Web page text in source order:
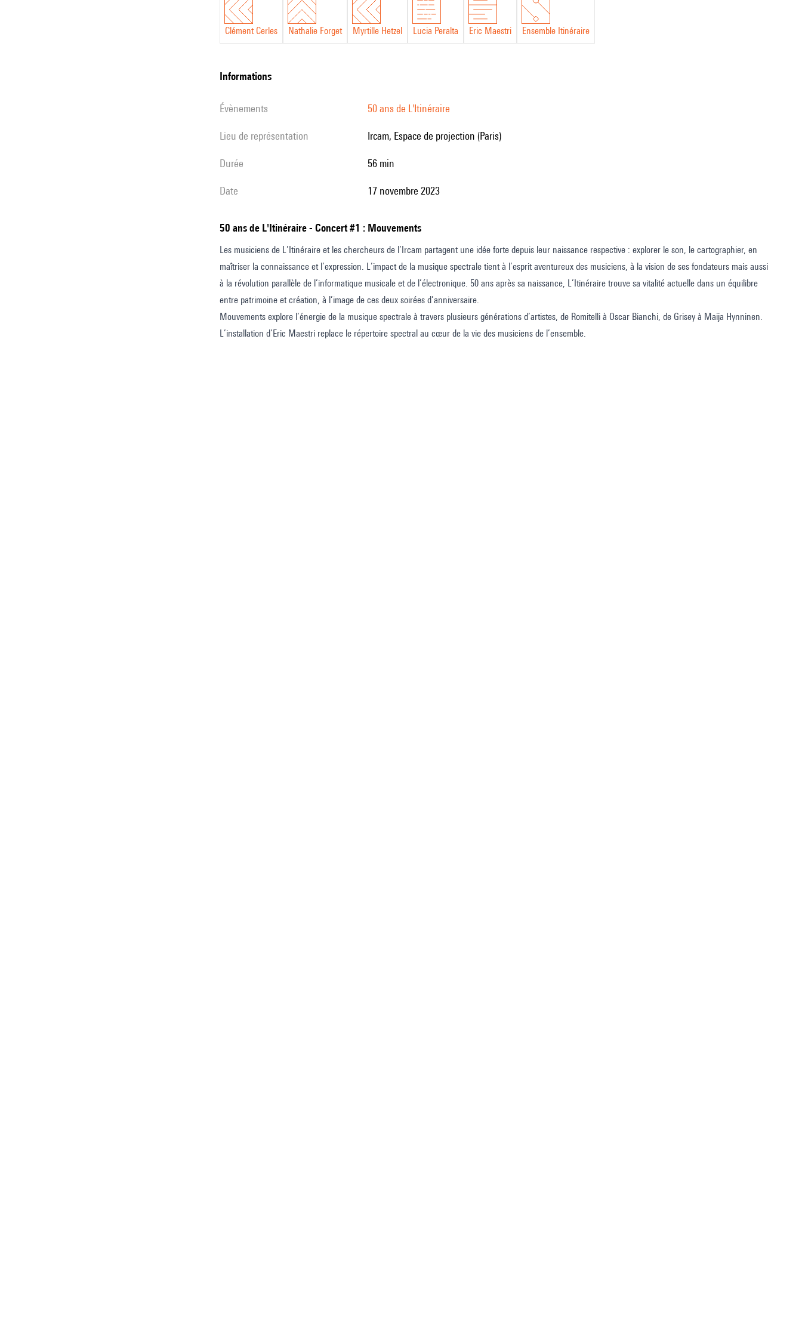
Clément Cerles Nathalie Forget Myrtille Hetzel Lucia Peralta Eric Maestri Ensemble Itinéraire
informations
évènements 50 ans de L'Itinéraire
Lieu de représentation Ircam, Espace de projection (Paris)
durée 56 min
date 17 novembre 2023
50 ans de L'Itinéraire - Concert #1 : Mouvements
Les musiciens de L’Itinéraire et les chercheurs de l’Ircam partagent une idée forte depuis leur naissance respective : explorer le son, le cartographier, en
maîtriser la connaissance et l’expression. L’impact de la musique spectrale tient à l’esprit aventureux des musiciens, à la vision de ses fondateurs mais aussi
à la révolution parallèle de l’informatique musicale et de l’électronique. 50 ans après sa naissance, L’Itinéraire trouve sa vitalité actuelle dans un équilibre
entre patrimoine et création, à l’image de ces deux soirées d’anniversaire.
Mouvements explore l’énergie de la musique spectrale à travers plusieurs générations d’artistes, de Romitelli à Oscar Bianchi, de Grisey à Maija Hynninen.
L’installation d’Eric Maestri replace le répertoire spectral au cœur de la vie des musiciens de l’ensemble.